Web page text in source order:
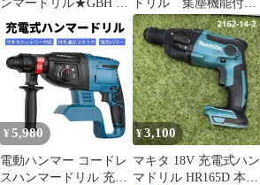
ンマードリル★GBH 2
SE★100V★SDSプラス
★ドリルチャック付★
ドイツ製★電動ハンマ
ドリル★コンクリート
穴あけ★振動ドリル★
電動工具★DIY★訳あ
り★パーツ取り★現状
品★整備用
ドリル 集塵機能付
ハイパワー SDS チャ
ック交換可能
¥ 5,980
電動ハンマー コードレ
スハンマードリル 充電
¥3,100
マキタ 18V 充電式ハン
マドリル HR165D 本体